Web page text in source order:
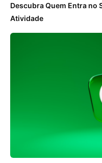
Descubra Quem Entra no
Atividade